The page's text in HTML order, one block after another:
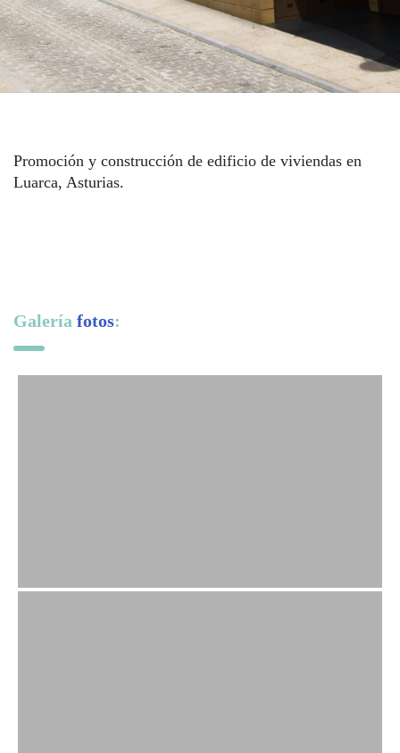
Promoción y construcción de edificio de viviendas en
Luarca, Asturias.
Galería fotos: